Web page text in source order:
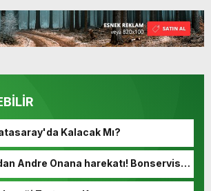
Kalacak Mı?
Andre Onana harekatı! Bonservisi